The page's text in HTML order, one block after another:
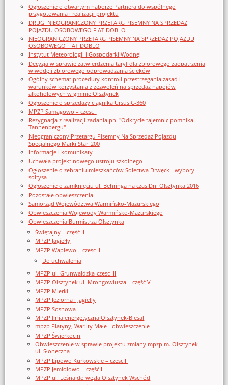
Ogłoszenie o otwartym naborze Partnera do wspólnego
przygotowania i realizacji projektu
DRUGI NIEOGRANICZONY PRZETARG PISEMNY NA SPRZEDAŻ
POJAZDU OSOBOWEGO FIAT DOBLO
NIEOGRANICZONY PRZETARG PISEMNY NA SPRZEDAŻ POJAZDU
OSOBOWEGO FIAT DOBLO
Instytut Meteorologii i Gospodarki Wodnej
Decyzja w sprawie zatwierdzenia taryf dla zbiorowego zaopatrzenia
w wodę i zbiorowego odprowadzania ścieków
Ogólny schemat procedury kontroli przestrzegania zasad i
warunków korzystania z zezwoleń na sprzedaż napojów
alkoholowych w gminie Olsztynek
Ogłoszenie o sprzedaży ciągnika Ursus C-360
MPZP Samagowo – czesc I
Rezygnacja z realizacji zadania pn. "Odkrycie tajemnic pomnika
Tannenbergu"
Nieograniczony Przetargu Pisemny Na Sprzedaż Pojazdu
Specjalnego Marki Star_200
Informacje i komunikaty
Uchwała projekt nowego ustroju szkolnego
Ogłoszenie o zebraniu mieszkańców Sołectwa Drwęck - wybory
sołtysa
Ogłoszenie o zamknięciu ul. Behringa na czas Dni Olsztynka 2016
Pozostałe obwieszczenia
Samorząd Województwa Warmińsko-Mazurskiego
Obwieszczenia Wojewody Warmińsko-Mazurskiego
Obwieszczenia Burmistrza Olsztynka
Świętajny – część III
MPZP Jagiełły
MPZP Waplewo – czesc III
Do uchwalenia
MPZP ul. Grunwaldzka-czesc III
MPZP Olsztynek ul. Mrongowiusza – część V
MPZP Mierki
MPZP Jeziorna i Jagielly
MPZP Sosnowa
MPZP linia energetyczna Olsztynek-Biesal
mpzp Platyny, Warlity Małe - obwieszczenie
MPZP Świerkocin
Obwieszczenie w sprawie projektu zmiany mpzp m. Olsztynek
ul. Słoneczna
MPZP Lipowo Kurkowskie – czesc II
MPZP Jemiołowo – część II
MPZP ul. Leśna do węzła Olsztynek Wschód